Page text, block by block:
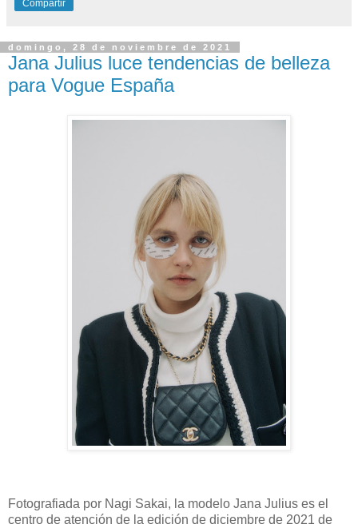
Compartir
domingo, 28 de noviembre de 2021
Jana Julius luce tendencias de belleza
para Vogue España
Fotografiada por Nagi Sakai, la modelo Jana Julius es el
centro de atención de la edición de diciembre de 2021 de